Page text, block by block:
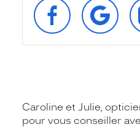
SUR
FACEBOOK
SUR
GOOGLE
Caroline et Julie,
pour vous conseiller